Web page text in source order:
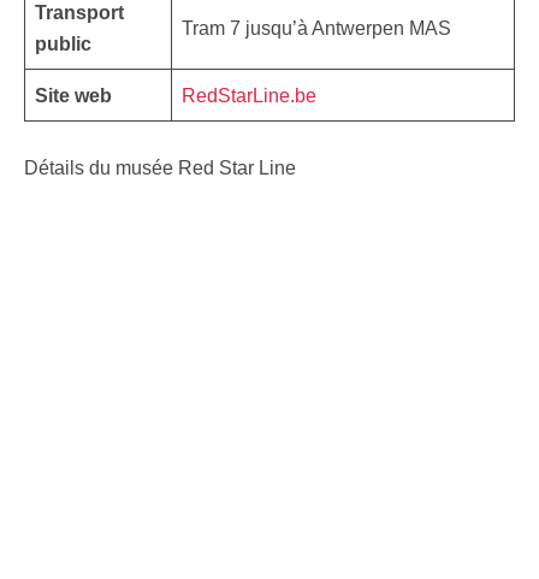
Transport
public
Tram 7 jusqu’à Antwerpen MAS
Site web RedStarLine.be
Détails du musée Red Star Line